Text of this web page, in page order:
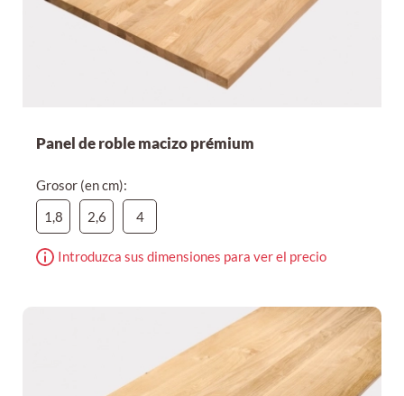
Panel de roble macizo prémium
Grosor (en cm):
1,8
2,6 4
Introduzca sus dimensiones para ver el precio